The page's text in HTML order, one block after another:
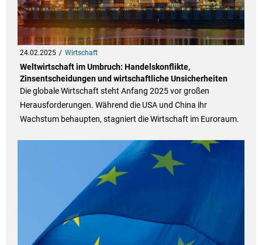
24.02.2025 Wirtschaft
Weltwirtschaft im Umbruch: Handelskonflikte,
Zinsentscheidungen und wirtschaftliche Unsicherheiten
Die globale Wirtschaft steht Anfang 2025 vor großen
Herausforderungen. Während die USA und China ihr
Wachstum behaupten, stagniert die Wirtschaft im Euroraum.